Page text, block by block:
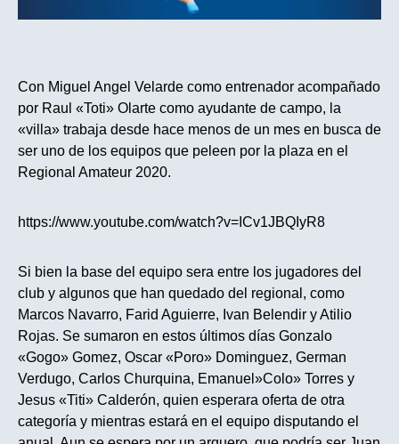
Con Miguel Angel Velarde como entrenador acompañado
por Raul «Toti» Olarte como ayudante de campo, la
«villa» trabaja desde hace menos de un mes en busca de
ser uno de los equipos que peleen por la plaza en el
Regional Amateur 2020.
https://www.youtube.com/watch?v=ICv1JBQIyR8
Si bien la base del equipo sera entre los jugadores del
club y algunos que han quedado del regional, como
Marcos Navarro, Farid Aguierre, Ivan Belendir y Atilio
Rojas. Se sumaron en estos últimos días Gonzalo
«Gogo» Gomez, Oscar «Poro» Dominguez, German
Verdugo, Carlos Churquina, Emanuel»Colo» Torres y
Jesus «Titi» Calderón, quien esperara oferta de otra
categoría y mientras estará en el equipo disputando el